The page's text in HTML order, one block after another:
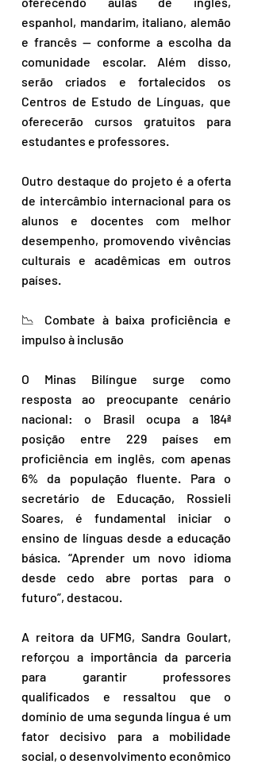
espanhol, mandarim, italiano, alemão
e francês — conforme a escolha da
comunidade escolar. Além disso,
serão criados e fortalecidos os
Centros de Estudo de Línguas, que
oferecerão cursos gratuitos para
estudantes e professores.
Outro destaque do projeto é a oferta
de intercâmbio internacional para os
alunos e docentes com melhor
desempenho, promovendo vivências
culturais e acadêmicas em outros
países.
📉 Combate à baixa proficiência e
impulso à inclusão
O Minas Bilíngue surge como
resposta ao preocupante cenário
nacional: o Brasil ocupa a 184ª
posição entre 229 países em
proficiência em inglês, com apenas
6% da população fluente. Para o
secretário de Educação, Rossieli
Soares, é fundamental iniciar o
ensino de línguas desde a educação
básica. “Aprender um novo idioma
desde cedo abre portas para o
futuro”, destacou.
A reitora da UFMG, Sandra Goulart,
reforçou a importância da parceria
para garantir professores
qualificados e ressaltou que o
domínio de uma segunda língua é um
fator decisivo para a mobilidade
social, o desenvolvimento econômico